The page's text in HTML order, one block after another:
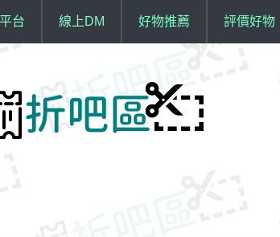
台 線上DM 好物推薦 評價好物